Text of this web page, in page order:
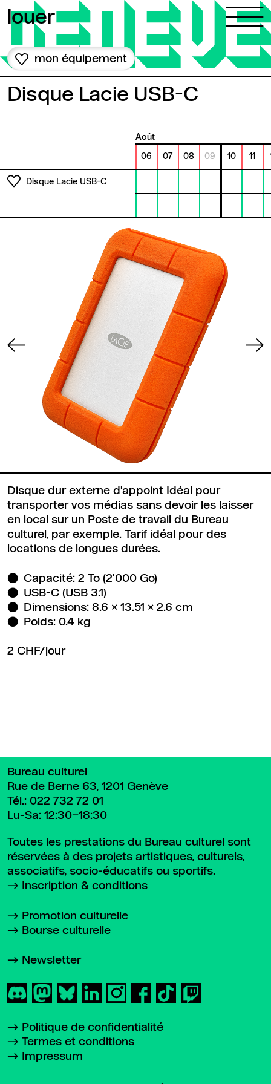
louer
mon équipement
Disque Lacie USB-C
août
06 07 08 09 10 11
Disque Lacie USB-C
Disque dur externe d'appoint Idéal pour
transporter vos médias sans devoir les laisser
en local sur un Poste de travail du Bureau
culturel, par exemple. Tarif idéal pour des
locations de longues durées.
Capacité: 2 To (2'000 Go)
USB-C (USB 3.1)
Dimensions: 8.6 x 13.51 x 2.6 cm
Poids: 0.4 kg
2 CHF/jour
Bureau culturel
Rue de Berne 63, 1201 Genève
Tél.: 022 732 72 01
Lu-Sa: 12:30–18:30
Toutes les prestations du Bureau culturel sont
réservées à des projets artistiques, culturels,
associatifs, socio-éducatifs ou sportifs.
Inscription & conditions
Promotion culturelle
Bourse culturelle
Newsletter
Politique de confidentialité
Termes et conditions
Impressum